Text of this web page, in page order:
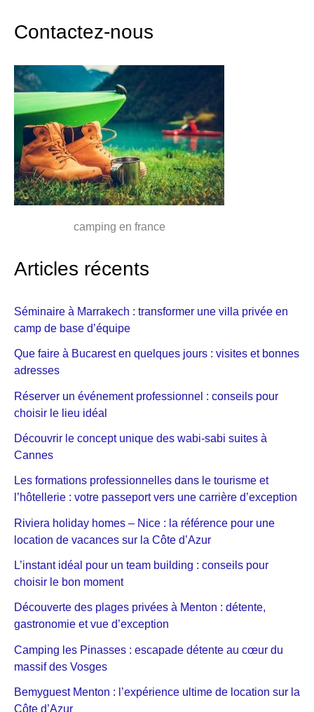
Contactez-nous
camping en france
Articles récents
Séminaire à Marrakech : transformer une villa privée en
camp de base d’équipe
Que faire à Bucarest en quelques jours : visites et bonnes
adresses
Réserver un événement professionnel : conseils pour
choisir le lieu idéal
Découvrir le concept unique des wabi-sabi suites à
Cannes
Les formations professionnelles dans le tourisme et
l’hôtellerie : votre passeport vers une carrière d’exception
Riviera holiday homes – Nice : la référence pour une
location de vacances sur la Côte d’Azur
L’instant idéal pour un team building : conseils pour
choisir le bon moment
Découverte des plages privées à Menton : détente,
gastronomie et vue d’exception
Camping les Pinasses : escapade détente au cœur du
massif des Vosges
Bemyguest Menton : l’expérience ultime de location sur la
Côte d’Azur